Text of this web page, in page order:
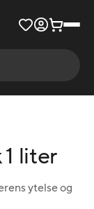
liter
ytelse og